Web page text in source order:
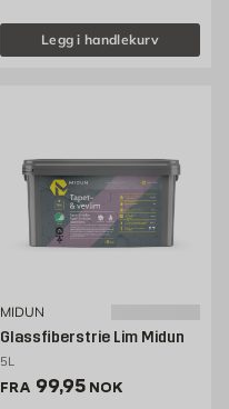
Legg i handlekurv
MIDUN
Glassfiberstrie Lim Midun
5L
FRA Pris 99.95 NOK /stk
99,95 NOK